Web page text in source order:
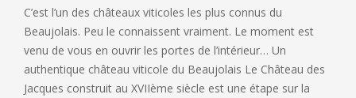
C’est l’un des châteaux viticoles les plus connus du
Beaujolais. Peu le connaissent vraiment. Le moment est
venu de vous en ouvrir les portes de l’intérieur… Un
authentique château viticole du Beaujolais Le Château des
Jacques construit au XVIIème siècle est une étape sur la